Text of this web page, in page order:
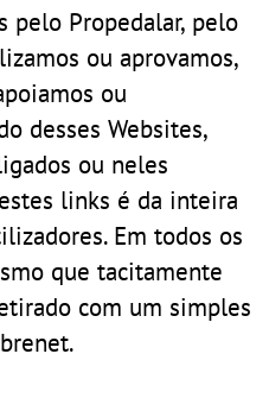
pelo Propedalar, pelo
ou aprovamos,
ou
desses Websites,
ou neles
links é da inteira
Em todos os
que tacitamente
com um simples